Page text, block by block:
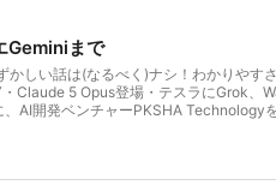
2019年に「ILLUMINATE」を立ち
レナにM&A。7/1から生成AI関連の
Geminiまで
しい話は(なるべく)ナシ！わかりやす
5 Opus登場・テスラにGrok、
AI開発ベンチャーPKSHA Technology
年に生理をテーマにしたプロジェク